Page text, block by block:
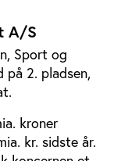
A/S
Sport og
på 2. pladsen,
kroner
kr. sidste år.